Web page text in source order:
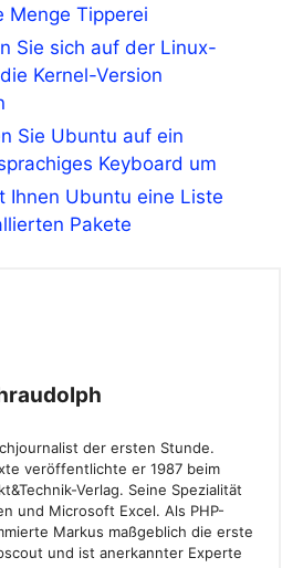
Menge Tipperei
Sie sich auf der Linux-
Kernel-Version
Sie Ubuntu auf ein
Keyboard um
Ihnen Ubuntu eine Liste
Pakete
der ersten Stunde.
veröffentlichte er 1987 beim
Verlag. Seine Spezialität
und Microsoft Excel. Als PHP-
Markus maßgeblich die erste
und ist anerkannter Experte